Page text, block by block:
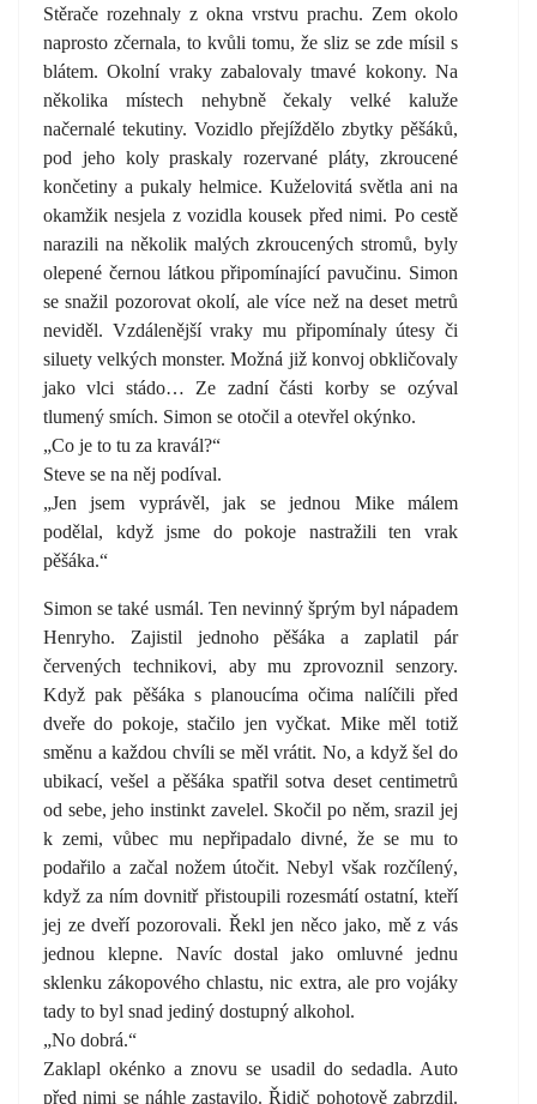
Stěrače rozehnaly z okna vrstvu prachu. Zem okolo
naprosto zčernala, to kvůli tomu, že sliz se zde mísil s
blátem. Okolní vraky zabalovaly tmavé kokony. Na
několika místech nehybně čekaly velké kaluže
načernalé tekutiny. Vozidlo přejíždělo zbytky pěšáků,
pod jeho koly praskaly rozervané pláty, zkroucené
končetiny a pukaly helmice. Kuželovitá světla ani na
okamžik nesjela z vozidla kousek před nimi. Po cestě
narazili na několik malých zkroucených stromů, byly
olepené černou látkou připomínající pavučinu. Simon
se snažil pozorovat okolí, ale více než na deset metrů
neviděl. Vzdálenější vraky mu připomínaly útesy či
siluety velkých monster. Možná již konvoj obkličovaly
jako vlci stádo… Ze zadní části korby se ozýval
tlumený smích. Simon se otočil a otevřel okýnko.
„Co je to tu za kravál?“
Steve se na něj podíval.
„Jen jsem vyprávěl, jak se jednou Mike málem
podělal, když jsme do pokoje nastražili ten vrak
pěšáka.“
Simon se také usmál. Ten nevinný šprým byl nápadem
Henryho. Zajistil jednoho pěšáka a zaplatil pár
červených technikovi, aby mu zprovoznil senzory.
Když pak pěšáka s planoucíma očima nalíčili před
dveře do pokoje, stačilo jen vyčkat. Mike měl totiž
směnu a každou chvíli se měl vrátit. No, a když šel do
ubikací, vešel a pěšáka spatřil sotva deset centimetrů
od sebe, jeho instinkt zavelel. Skočil po něm, srazil jej
k zemi, vůbec mu nepřipadalo divné, že se mu to
podařilo a začal nožem útočit. Nebyl však rozčílený,
když za ním dovnitř přistoupili rozesmátí ostatní, kteří
jej ze dveří pozorovali. Řekl jen něco jako, mě z vás
jednou klepne. Navíc dostal jako omluvné jednu
sklenku zákopového chlastu, nic extra, ale pro vojáky
tady to byl snad jediný dostupný alkohol.
„No dobrá.“
Zaklapl okénko a znovu se usadil do sedadla. Auto
před nimi se náhle zastavilo. Řidič pohotově zabrzdil.